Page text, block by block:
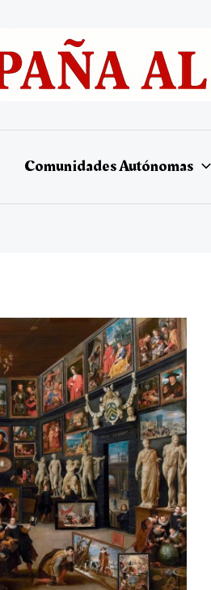
Comunidades Autónomas